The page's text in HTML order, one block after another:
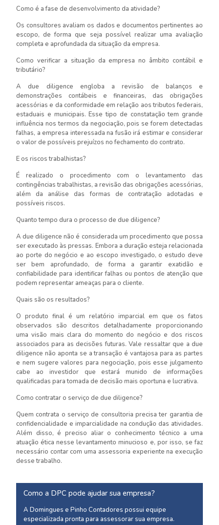
Como é a fase de desenvolvimento da atividade?
Os consultores avaliam os dados e documentos pertinentes ao
escopo, de forma que seja possível realizar uma avaliação
completa e aprofundada da situação da empresa.
Como verificar a situação da empresa no âmbito contábil e
tributário?
A due diligence engloba a revisão de balanços e
demonstrações contábeis e financeiras, das obrigações
acessórias e da conformidade em relação aos tributos federais,
estaduais e municipais. Esse tipo de constatação tem grande
influência nos termos da negociação, pois se forem detectadas
falhas, a empresa interessada na fusão irá estimar e considerar
o valor de possíveis prejuízos no fechamento do contrato.
E os riscos trabalhistas?
É realizado o procedimento com o levantamento das
contingências trabalhistas, a revisão das obrigações acessórias,
além da análise das formas de contratação adotadas e
possíveis riscos.
Quanto tempo dura o processo de due diligence?
A due diligence não é considerada um procedimento que possa
ser executado às pressas. Embora a duração esteja relacionada
ao porte do negócio e ao escopo investigado, o estudo deve
ser bem aprofundado, de forma a garantir exatidão e
confiabilidade para identificar falhas ou pontos de atenção que
podem representar ameaças para o cliente.
Quais são os resultados?
O produto final é um relatório imparcial em que os fatos
observados são descritos detalhadamente proporcionando
uma visão mais clara do momento do negócio e dos riscos
associados para as decisões futuras. Vale ressaltar que a due
diligence não aponta se a transação é vantajosa para as partes
e nem sugere valores para negociação, pois esse julgamento
cabe ao investidor que estará munido de informações
qualificadas para tomada de decisão mais oportuna e lucrativa.
Como contratar o serviço de due diligence?
Quem contrata o serviço de consultoria precisa ter garantia de
confidencialidade e imparcialidade na condução das atividades.
Além disso, é preciso aliar o conhecimento técnico a uma
atuação ética nesse levantamento minucioso e, por isso, se faz
necessário contar com uma assessoria experiente na execução
desse trabalho.
Como a DPC pode ajudar sua empresa?
A Domingues e Pinho Contadores possui equipe
especializada pronta para assessorar sua empresa.